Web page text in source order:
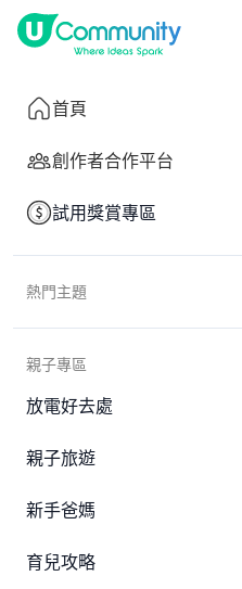
首頁
創作者合作平台
試用獎賞專區
熱門主題
親子專區
放電好去處
親子旅遊
新手爸媽
育兒攻略